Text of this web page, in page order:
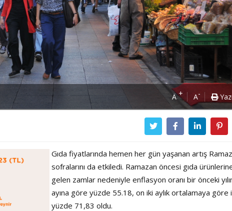
A+ A-
Gıda fiyatlarında hemen her gün yaşanan artış
sofralarını da etkiledi. Ramazan öncesi gıda
gelen zamlar nedeniyle enflasyon oranı bir önceki
ayına göre yüzde 55.18, on iki aylık ortalamaya göre
yüzde 71,83 oldu.
Haftanın Pusulası
Power Ballad /